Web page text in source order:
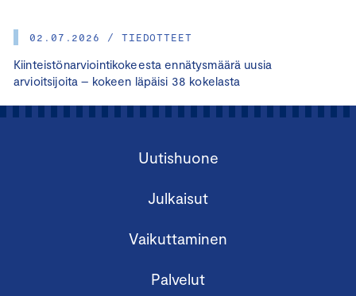
02.07.2026 / TIEDOTTEET
Kiinteistönarviointikokeesta ennätysmäärä uusia
arvioitsijoita – kokeen läpäisi 38 kokelasta
Uutishuone
Julkaisut
Vaikuttaminen
Palvelut